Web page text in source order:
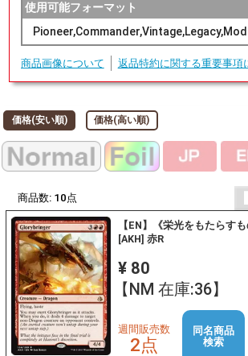
使用可能フォーマット
商品画像について 返品特約に関する重要事項
価格(安い順) 価格(高い順)
商品数: 10 点
【EN】《栄光をもたらす
[AKH] 赤R
¥ 80
【NM 在庫:36】
週間販売数
2点
同名商品
検索